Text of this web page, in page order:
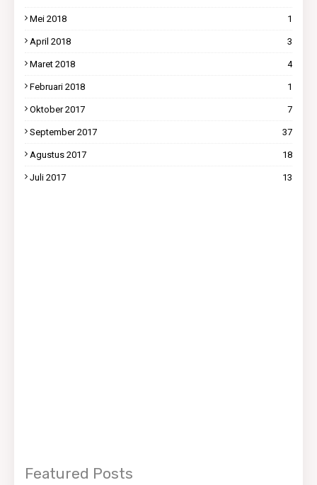
Mei 2018 1
April 2018 3
Maret 2018 4
Februari 2018 1
Oktober 2017 7
September 2017 37
Agustus 2017 18
Juli 2017 13
Featured Posts